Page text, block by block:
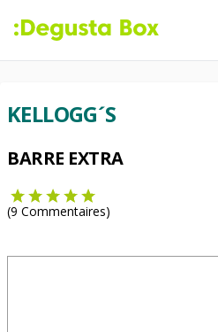
KELLOGG´S
BARRE EXTRA
(9 Commentaires)